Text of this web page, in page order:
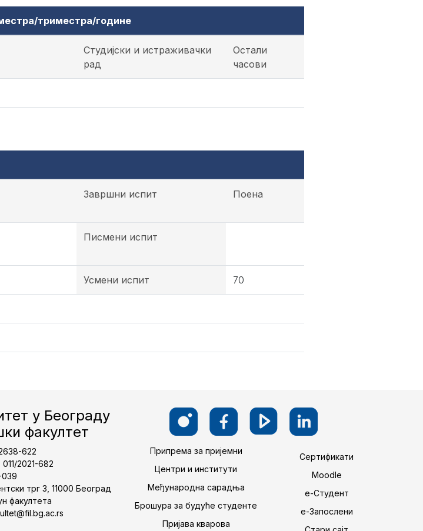
триместра/године
Студијски и истраживачки
рад
Остали
часови
Завршни испит Поена
Писмени испит
Усмени испит 70
у Београду
факултет
622
2021-682
039
трг 3, 11000 Београд
факултета
Припрема за пријемни
Центри и институти
Међународна сарадња
Брошура за будуће студенте
Пријава кварова
Сертификати
Moodle
е-Студент
е-Запослени